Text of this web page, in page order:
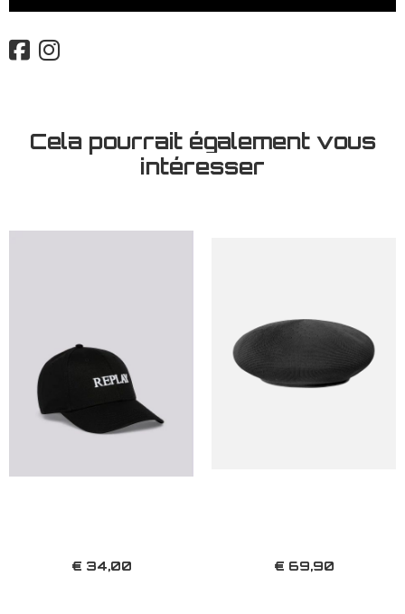
Cela pourrait également vous
intéresser
€ 34,00 € 69,90